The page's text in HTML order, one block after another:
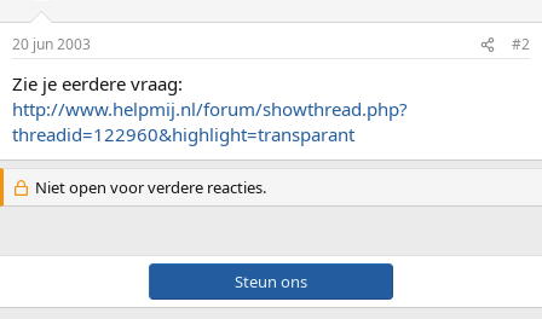
20 jun 2003 #2
Zie je eerdere vraag:
http://www.helpmij.nl/forum/showthread.php?
threadid=122960&highlight=transparant
Niet open voor verdere reacties.
Steun ons